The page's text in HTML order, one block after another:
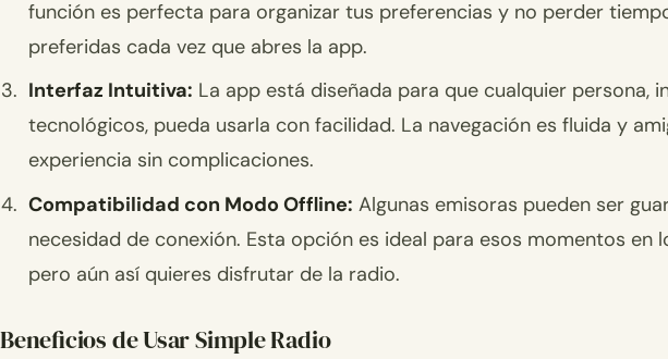
función es perfecta para organizar tus preferencias y no perder
preferidas cada vez que abres la app.
Interfaz Intuitiva: La app está diseñada para que cualquier persona,
tecnológicos, pueda usarla con facilidad. La navegación es fluida y
experiencia sin complicaciones.
Compatibilidad con Modo Offline: Algunas emisoras pueden ser
necesidad de conexión. Esta opción es ideal para esos momentos en
pero aún así quieres disfrutar de la radio.
Beneficios de Usar Simple Radio